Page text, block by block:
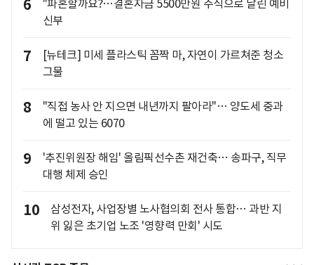
6
"파혼할까요?…결혼자금 5500만원 주식으로 날린 예비
신부
7
[뉴테크] 미세 플라스틱 꼼짝 마, 자연이 가르쳐준 청소
그물
8
"직접 농사 안 지으면 내년까지 팔아라"… 양도세 중과
에 떨고 있는 6070
9
'추진위원장 해임' 올림픽선수촌 재건축… 송파구, 직무
대행 체제 승인
10
삼성전자, 사업장별 노사협의회 전사 통합… 과반 지
위 잃은 초기업 노조 '영향력 만회' 시도